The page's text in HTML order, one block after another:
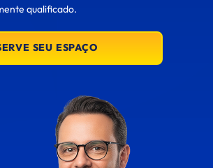
qualificado.
SEU ESPAÇO